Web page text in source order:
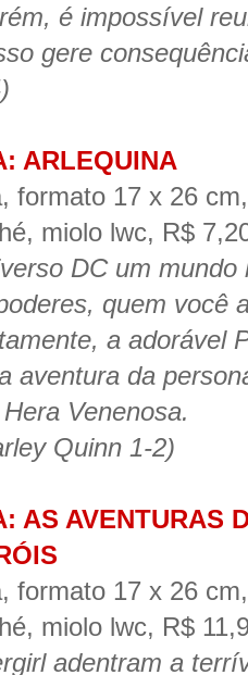
é impossível
gere
ARLEQUINA
formato 17 x 26
miolo lwc, R$
DC um
quem você
a adorável
aventura da
Venenosa.
Quinn 1-2)
AS AVENTURAS
formato 17 x 26
miolo lwc, R$
adentram a